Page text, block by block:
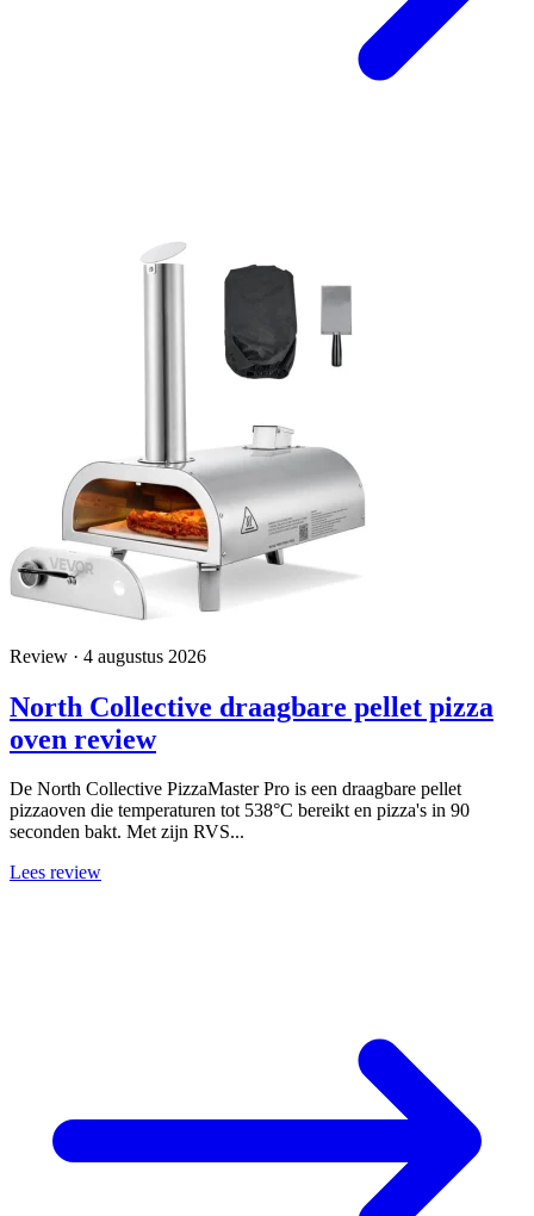
Review · 4 augustus 2026
North Collective draagbare pellet pizza
oven review
De North Collective PizzaMaster Pro is een draagbare pellet
pizzaoven die temperaturen tot 538°C bereikt en pizza's in 90
seconden bakt. Met zijn RVS...
Lees review